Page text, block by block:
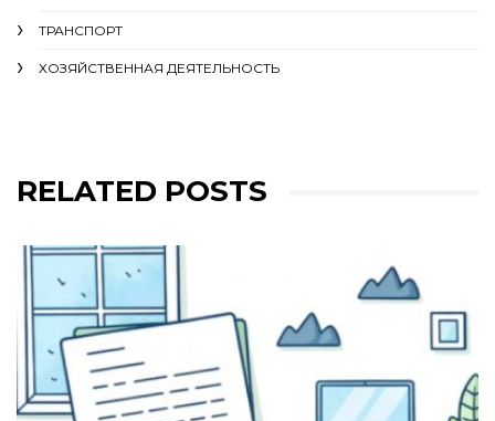
ТРАНСПОРТ
ХОЗЯЙСТВЕННАЯ ДЕЯТЕЛЬНОСТЬ
RELATED POSTS